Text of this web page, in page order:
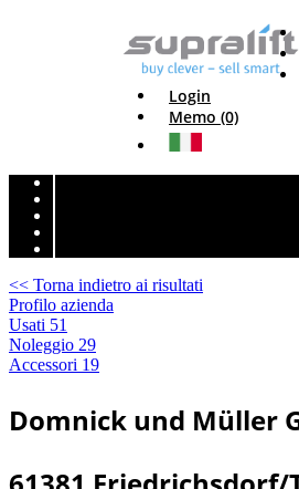
Login
Memo (0)
<< Torna indietro ai risultati
Profilo azienda
Usati 51
Noleggio 29
Accessori 19
Domnick und Müller